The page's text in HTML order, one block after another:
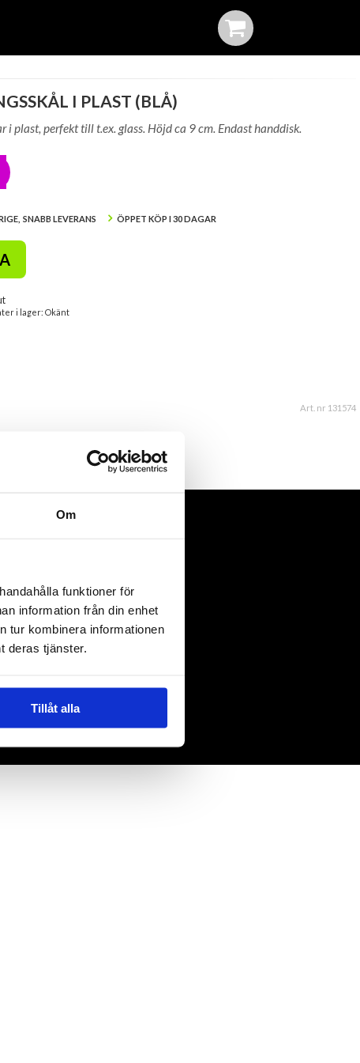
Om
funktioner för
information från din enhet
tur kombinera informationen
deras tjänster.
Tillåt alla
I PLAST (BLÅ)
i plast, perfekt till t.ex. glass. Höjd ca 9 cm. Endast handdisk.
SNABB LEVERANS ÖPPET KÖP I 30 DAGAR
i lager: Okänt
Art. nr 131574